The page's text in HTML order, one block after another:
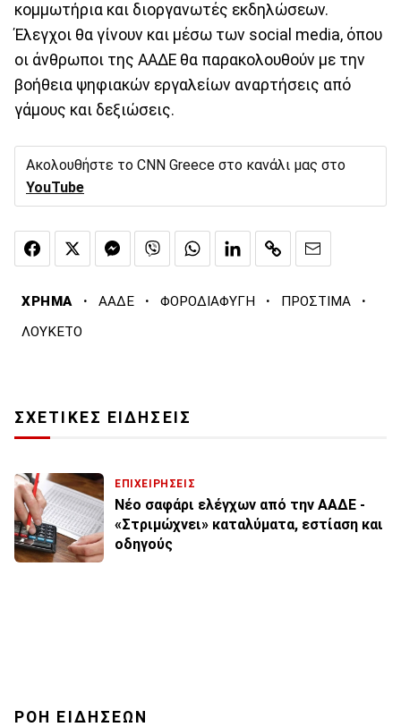
κομμωτήρια και διοργανωτές εκδηλώσεων.
Έλεγχοι θα γίνουν και μέσω των social media, όπου
οι άνθρωποι της ΑΑΔΕ θα παρακολουθούν με την
βοήθεια ψηφιακών εργαλείων αναρτήσεις από
γάμους και δεξιώσεις.
Ακολουθήστε το CNN Greece στο κανάλι μας στο
YouTube
ΧΡΗΜΑ · ΑΑΔΕ · ΦΟΡΟΔΙΑΦΥΓΗ · ΠΡΟΣΤΙΜΑ ·
ΛΟΥΚΕΤΟ
ΣΧΕΤΙΚΕΣ ΕΙΔΗΣΕΙΣ
ΕΠΙΧΕΙΡΗΣΕΙΣ
Νέο σαφάρι ελέγχων από την ΑΑΔΕ -
«Στριμώχνει» καταλύματα, εστίαση και
οδηγούς
ΡΟΗ ΕΙΔΗΣΕΩΝ